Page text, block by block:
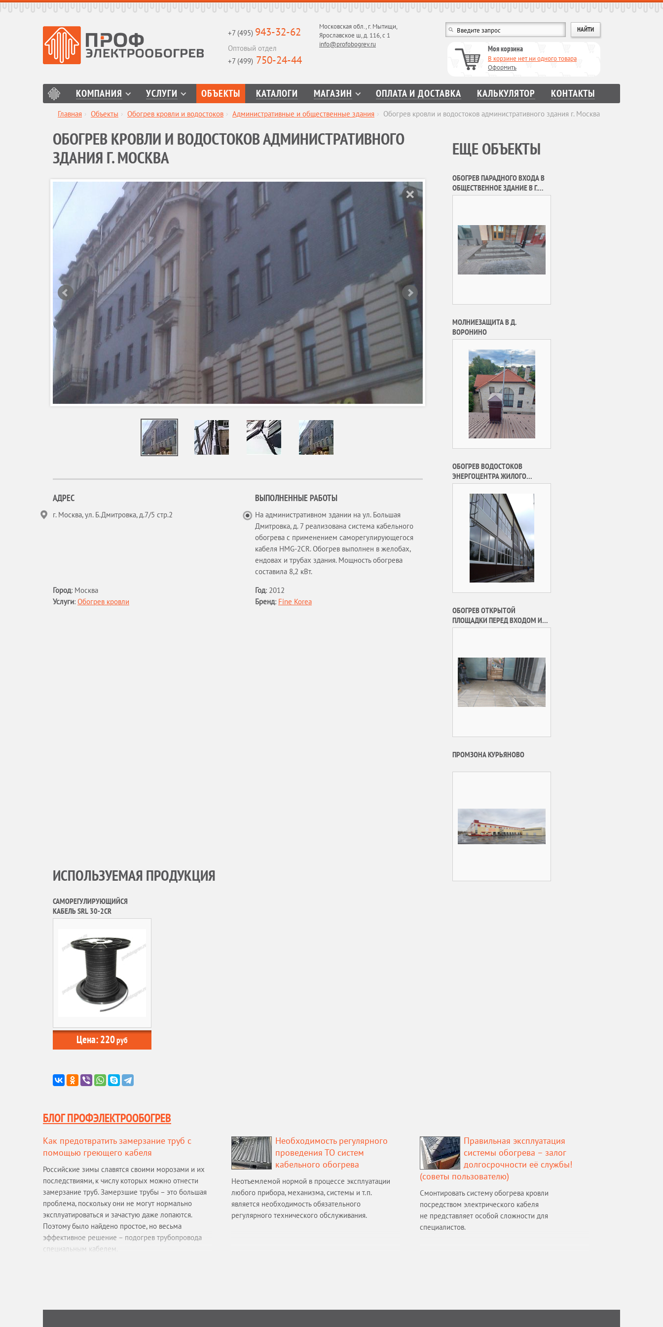
+7 (495) 943-32-62
Оптовый отдел
+7 (499) 750-24-44
Московская обл., г. Мытищи,
Ярославское ш, д. 116, с 1
info@profobogrev.ru
Моя корзина
В корзине нет ни одного товара
Оформить
КОМПАНИЯ УСЛУГИ ОБЪЕКТЫ КАТАЛОГИ МАГАЗИН ОПЛАТА И ДОСТАВКА КАЛЬКУЛЯТОР КОНТАКТЫ
Главная › Объекты › Обогрев кровли и водостоков › Административные и общественные здания › Обогрев кровли и водостоков административного здания г. Москва
ОБОГРЕВ КРОВЛИ И ВОДОСТОКОВ АДМИНИСТРАТИВНОГО
ЗДАНИЯ Г. МОСКВА
АДРЕС
г. Москва, ул. Б.Дмитровка, д.7/5 стр.2
ВЫПОЛНЕННЫЕ РАБОТЫ
На административном здании на ул. Большая
Дмитровка, д. 7 реализована система кабельного
обогрева с применением саморегулирующегося
кабеля HMG-2CR. Обогрев выполнен в желобах,
ендовах и трубах здания. Мощность обогрева
составила 8,2 кВт.
Город: Москва Год: 2012
Услуги: Обогрев кровли Бренд: Fine Korea
ИСПОЛЬЗУЕМАЯ ПРОДУКЦИЯ
САМОРЕГУЛИРУЮЩИЙСЯ
КАБЕЛЬ SRL 30-2CR
Цена:220руб
ЕЩЕ ОБЪЕКТЫ
ОБОГРЕВ ПАРАДНОГО ВХОДА В
ОБЩЕСТВЕННОЕ ЗДАНИЕ В Г.
МОСКВА
МОЛНИЕЗАЩИТА В Д.
ВОРОНИНО
ОБОГРЕВ ВОДОСТОКОВ
ЭНЕРГОЦЕНТРА ЖИЛОГО
КОМПЛЕКСА «ЛУКИНО-ВАРИНО»
ОБОГРЕВ ОТКРЫТОЙ
ПЛОЩАДКИ ПЕРЕД ВХОДОМ И
ВОДОСТОКОВ ИЖД В П.
ПРОМЗОНА КУРЬЯНОВО
БЛОГ ПРОФЭЛЕКТРООБОГРЕВ
Как предотвратить замерзание труб с
помощью греющего кабеля
Российские зимы славятся своими морозами и их
последствиями, к числу которых можно отнести
замерзание труб. Замерзшие трубы – это большая
проблема, поскольку они не могут нормально
эксплуатироваться и зачастую даже лопаются.
Поэтому было найдено простое, но весьма
эффективное решение – подогрев трубопровода
специальным кабелем.
Необходимость регулярного
проведения ТО систем
кабельного обогрева
Неотъемлемой нормой в процессе эксплуатации
любого прибора, механизма, системы и т.п.
является необходимость обязательного
регулярного технического обслуживания.
Правильная эксплуатация
системы обогрева – залог
долгосрочности её службы!
(советы пользователю)
Смонтировать систему обогрева кровли
посредством электрического кабеля
не представляет особой сложности для
специалистов.